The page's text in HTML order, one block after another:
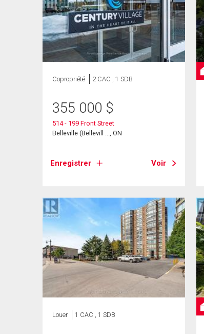
Copropriété 2 CAC , 1 SDB
355 000 $
514 - 199 Front Street
Belleville (Bellevill ..., ON
Enregistrer Voir
Louer 1 CAC , 1 SDB